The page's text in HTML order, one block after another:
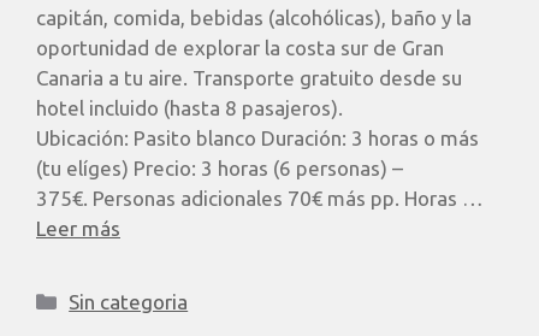
capitán, comida, bebidas (alcohólicas), baño y la
oportunidad de explorar la costa sur de Gran
Canaria a tu aire. Transporte gratuito desde su
hotel incluido (hasta 8 pasajeros). ​
Ubicación: Pasito blanco Duración: 3 horas o más
(tu elíges) Precio: 3 horas (6 personas) –
375€. Personas adicionales 70€ más pp. Horas …
Leer más
Sin categoria